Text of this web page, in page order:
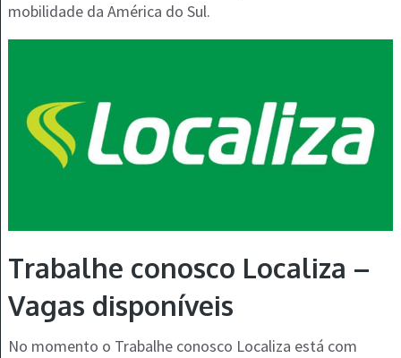
mobilidade da América do Sul.
Trabalhe conosco Localiza –
Vagas disponíveis
No momento o Trabalhe conosco Localiza está com